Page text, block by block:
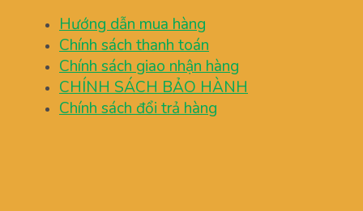
Hướng dẫn mua hàng
Chính sách thanh toán
Chính sách giao nhận hàng
CHÍNH SÁCH BẢO HÀNH
Chính sách đổi trả hàng